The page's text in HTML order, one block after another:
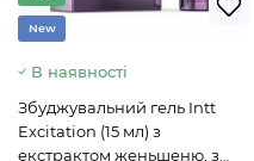
New
В наявності
Збуджувальний гель Intt
Excitation (15 мл) з
екстрактом женьшеню, з